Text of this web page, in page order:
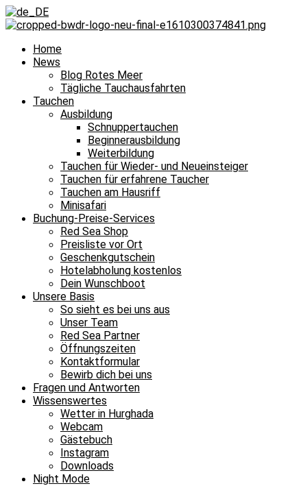
Home
News
Blog Rotes Meer
Tägliche Tauchausfahrten
Tauchen
Ausbildung
Schnuppertauchen
Beginnerausbildung
Weiterbildung
Tauchen für Wieder- und Neueinsteiger
Tauchen für erfahrene Taucher
Tauchen am Hausriff
Minisafari
Buchung-Preise-Services
Red Sea Shop
Preisliste vor Ort
Geschenkgutschein
Hotelabholung kostenlos
Dein Wunschboot
Unsere Basis
So sieht es bei uns aus
Unser Team
Red Sea Partner
Öffnungszeiten
Kontaktformular
Bewirb dich bei uns
Fragen und Antworten
Wissenswertes
Wetter in Hurghada
Webcam
Gästebuch
Instagram
Downloads
Night Mode